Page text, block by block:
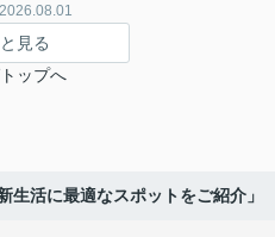
2026.08.01
見る
ップへ
活に最適なスポットをご紹介」